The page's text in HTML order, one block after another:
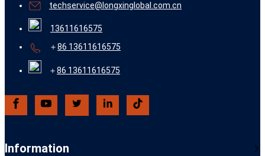
techservice@longxinglobal.com.cn
13611616575
＋86 13611616575
＋86 13611616575
Information